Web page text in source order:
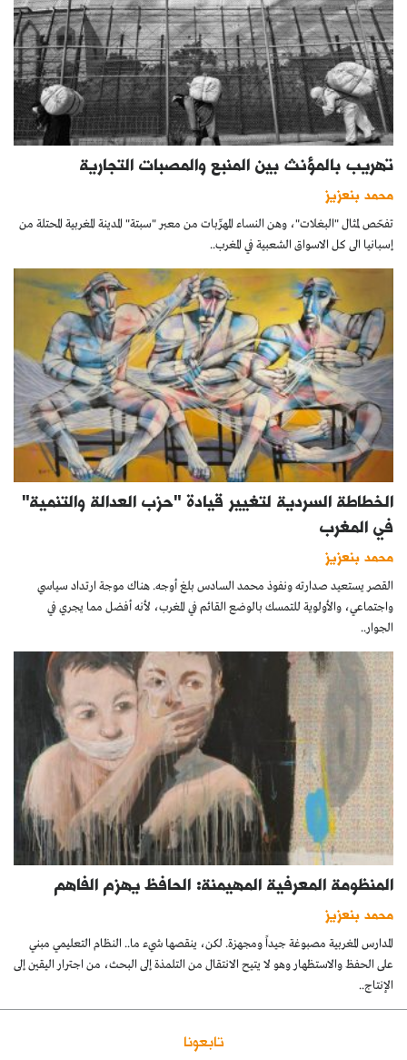
تهريب بالمؤنث بين المنبع والمصبات التجارية
محمد بنعزيز
تفحّص لمثال "البغلات"، وهن النساء المهرِّبات من معبر "سبتة" المدينة المغربية المحتلة من
إسبانيا الى كل الاسواق الشعبية في المغرب..
الخطاطة السردية لتغيير قيادة "حزب العدالة والتنمية"
في المغرب
محمد بنعزيز
القصر يستعيد صدارته ونفوذ محمد السادس بلغ أوجه. هناك موجة ارتداد سياسي
واجتماعي، والأولوية للتمسك بالوضع القائم في المغرب، لأنه أفضل مما يجري في
الجوار..
المنظومة المعرفية المهيمنة: الحافظ يهزم الفاهم
محمد بنعزيز
المدارس المغربية مصبوغة جيداً ومجهزة. لكن، ينقصها شيء ما.. النظام التعليمي مبني
على الحفظ والاستظهار وهو لا يتيح الانتقال من التلمذة إلى البحث، من اجترار اليقين إلى
الإنتاج..
تابعونا